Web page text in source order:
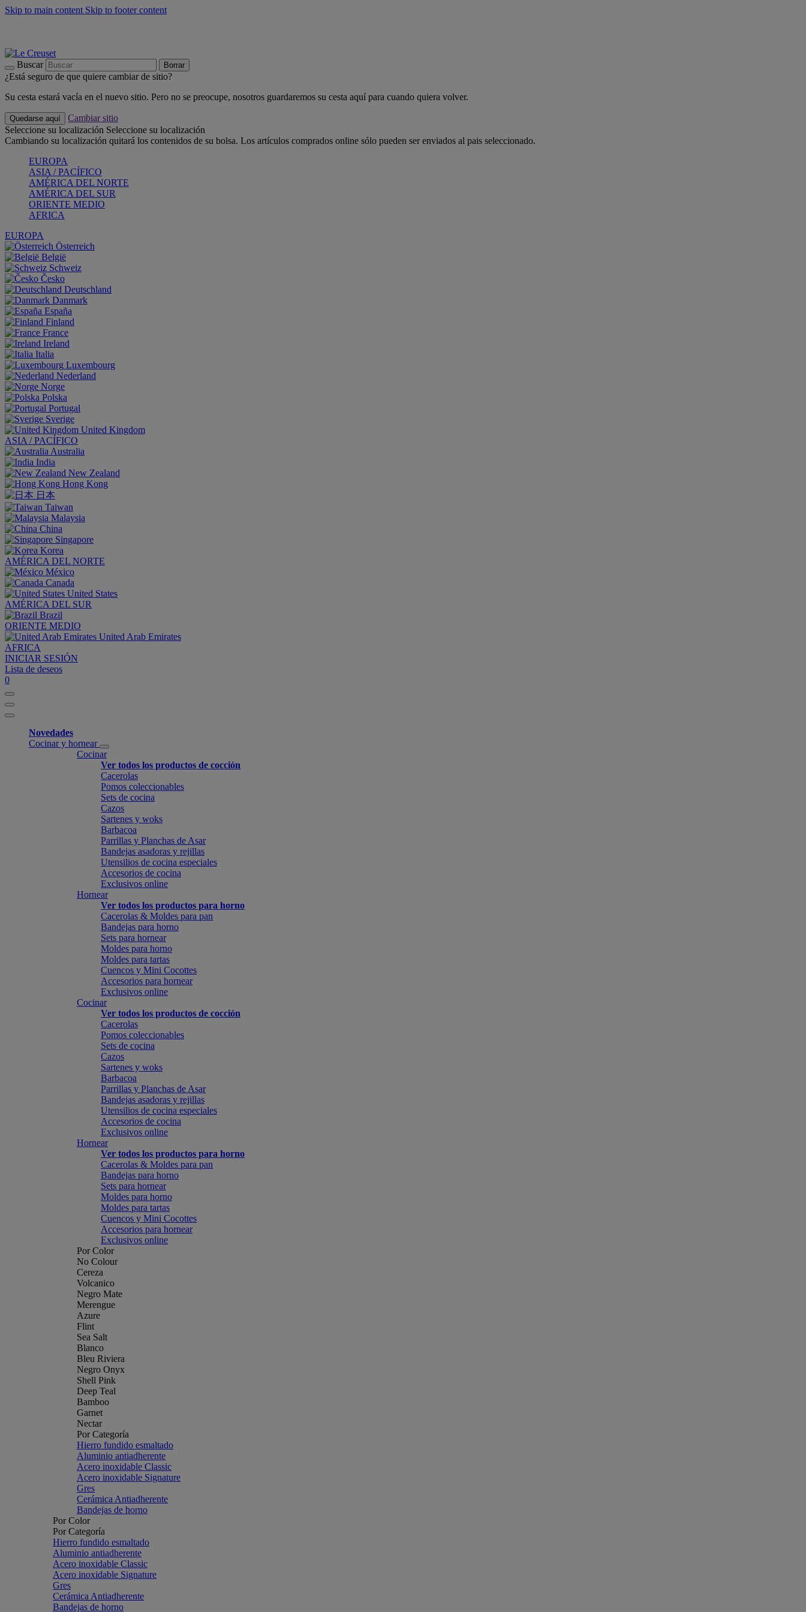
Skip to main content Skip to footer content
Buscar Borrar
¿Está seguro de que quiere cambiar de sitio?
Su cesta estará vacía en el nuevo sitio. Pero no se preocupe, nosotros guardaremos su cesta aquí para cuando quiera volver.
Quedarse aquí
Cambiar sitio
Seleccione su localización Seleccione su localización
Cambiando su localización quitará los contenidos de su bolsa. Los artículos comprados online sólo pueden ser enviados al pais seleccionado.
EUROPA
ASIA / PACÍFICO
AMÉRICA DEL NORTE
AMÉRICA DEL SUR
ORIENTE MEDIO
AFRICA
EUROPA
Österreich
België
Schweiz
Česko
Deutschland
Danmark
España
Finland
France
Ireland
Italia
Luxembourg
Nederland
Norge
Polska
Portugal
Sverige
United Kingdom
ASIA / PACÍFICO
Australia
India
New Zealand
Hong Kong
日本
Taiwan
Malaysia
China
Singapore
Korea
AMÉRICA DEL NORTE
México
Canada
United States
AMÉRICA DEL SUR
Brazil
ORIENTE MEDIO
United Arab Emirates
AFRICA
INICIAR SESIÓN
Lista de deseos
0
Novedades
Cocinar y hornear
Cocinar
Ver todos los productos de cocción
Cacerolas
Pomos coleccionables
Sets de cocina
Cazos
Sartenes y woks
Barbacoa
Parrillas y Planchas de Asar
Bandejas asadoras y rejillas
Utensilios de cocina especiales
Accesorios de cocina
Exclusivos online
Hornear
Ver todos los productos para horno
Cacerolas & Moldes para pan
Bandejas para horno
Sets para hornear
Moldes para horno
Moldes para tartas
Cuencos y Mini Cocottes
Accesorios para hornear
Exclusivos online
Cocinar
Ver todos los productos de cocción
Cacerolas
Pomos coleccionables
Sets de cocina
Cazos
Sartenes y woks
Barbacoa
Parrillas y Planchas de Asar
Bandejas asadoras y rejillas
Utensilios de cocina especiales
Accesorios de cocina
Exclusivos online
Hornear
Ver todos los productos para horno
Cacerolas & Moldes para pan
Bandejas para horno
Sets para hornear
Moldes para horno
Moldes para tartas
Cuencos y Mini Cocottes
Accesorios para hornear
Exclusivos online
Por Color
No Colour
Cereza
Volcanico
Negro Mate
Merengue
Azure
Flint
Sea Salt
Blanco
Bleu Riviera
Negro Onyx
Shell Pink
Deep Teal
Bamboo
Garnet
Nectar
Por Categoría
Hierro fundido esmaltado
Aluminio antiadherente
Acero inoxidable Classic
Acero inoxidable Signature
Gres
Cerámica Antiadherente
Bandejas de horno
Por Color
Por Categoría
Hierro fundido esmaltado
Aluminio antiadherente
Acero inoxidable Classic
Acero inoxidable Signature
Gres
Cerámica Antiadherente
Bandejas de horno